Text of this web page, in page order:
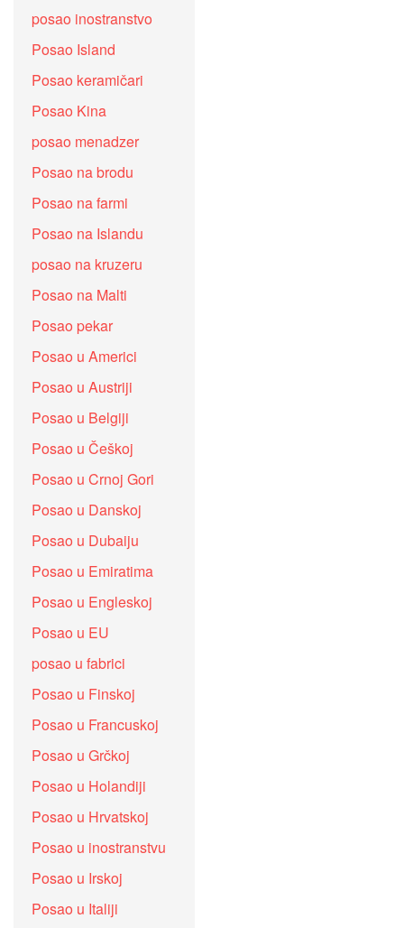
posao inostranstvo
Posao Island
Posao keramičari
Posao Kina
posao menadzer
Posao na brodu
Posao na farmi
Posao na Islandu
posao na kruzeru
Posao na Malti
Posao pekar
Posao u Americi
Posao u Austriji
Posao u Belgiji
Posao u Češkoj
Posao u Crnoj Gori
Posao u Danskoj
Posao u Dubaiju
Posao u Emiratima
Posao u Engleskoj
Posao u EU
posao u fabrici
Posao u Finskoj
Posao u Francuskoj
Posao u Grčkoj
Posao u Holandiji
Posao u Hrvatskoj
Posao u inostranstvu
Posao u Irskoj
Posao u Italiji